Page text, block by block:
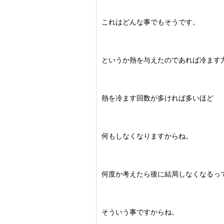
これはどんな事でもそうです。
というか熱を与えたのであれば冷ます
熱を冷ます回数が多ければ多いほど
何もしなくなりますからね。
何度か考えたら後に結局しなくなるっ
そういう事ですからね。